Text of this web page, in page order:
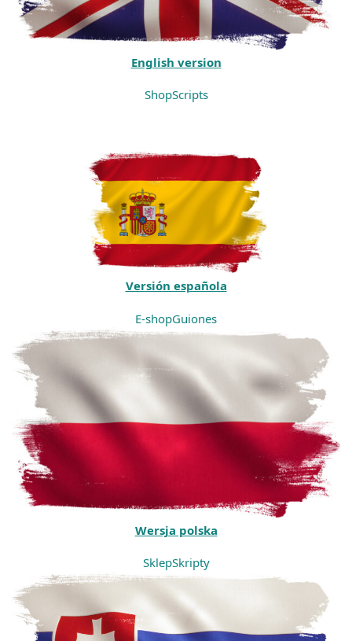
English version
ShopScripts
Versión española
E-shopGuiones
Wersja polska
SklepSkripty